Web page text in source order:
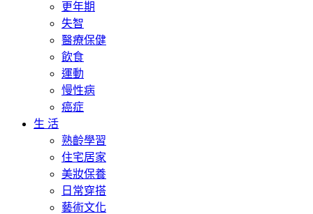
更年期
失智
醫療保健
飲食
運動
慢性病
癌症
生 活
熟齡學習
住宅居家
美妝保養
日常穿搭
藝術文化